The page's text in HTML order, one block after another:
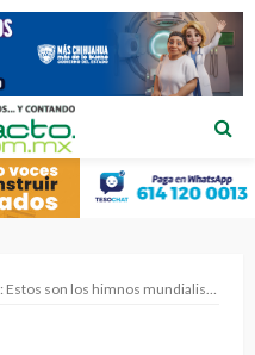
los himnos mundialistas que han marcado historia.